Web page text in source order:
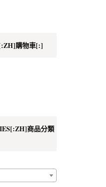
購物車[:]
商品分類